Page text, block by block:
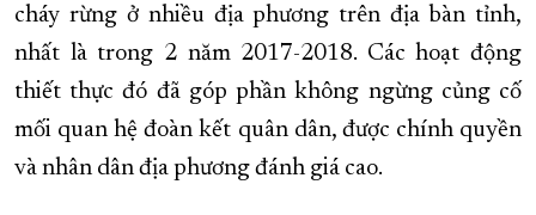
cháy rừng ở nhiều địa phương trên địa bàn tỉnh,
nhất là trong 2 năm 2017-2018. Các hoạt động
thiết thực đó đã góp phần không ngừng củng cố
mối quan hệ đoàn kết quân dân, được chính quyền
và nhân dân địa phương đánh giá cao.